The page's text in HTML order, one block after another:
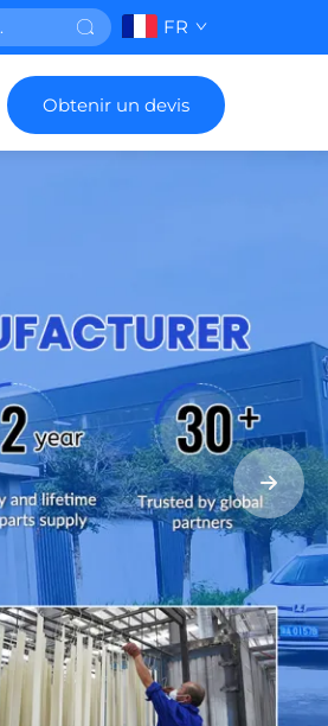
FR
Obtenir un devis